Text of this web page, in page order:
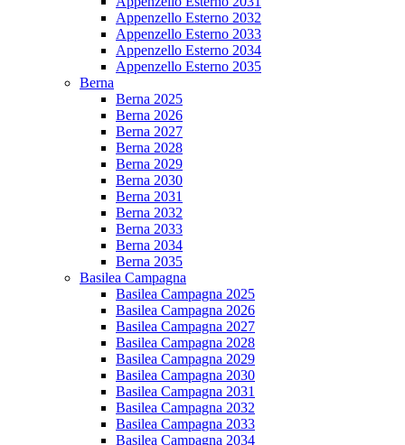
Appenzello Esterno 2032
Appenzello Esterno 2033
Appenzello Esterno 2034
Appenzello Esterno 2035
Berna
Berna 2025
Berna 2026
Berna 2027
Berna 2028
Berna 2029
Berna 2030
Berna 2031
Berna 2032
Berna 2033
Berna 2034
Berna 2035
Basilea Campagna
Basilea Campagna 2025
Basilea Campagna 2026
Basilea Campagna 2027
Basilea Campagna 2028
Basilea Campagna 2029
Basilea Campagna 2030
Basilea Campagna 2031
Basilea Campagna 2032
Basilea Campagna 2033
Basilea Campagna 2034